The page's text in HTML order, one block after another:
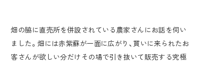
畑の脇に直売所を併設されている農家さんにお話を伺い
ました。畑には赤紫蘇が一面に広がり、買いに来られたお
客さんが欲しい分だけその場で引き抜いて販売する究極